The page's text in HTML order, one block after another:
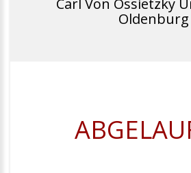
Carl Von Ossietzky
Oldenburg